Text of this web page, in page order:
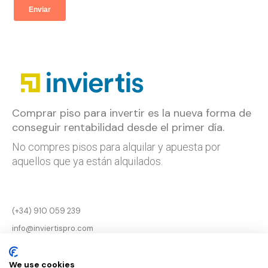
Comprar piso para invertir es la nueva forma de
conseguir rentabilidad desde el primer día.
No compres pisos para alquilar y apuesta por
aquellos que ya están alquilados.
(+34) 910 059 239
info@inviertispro.com
Aviso legal
We use cookies